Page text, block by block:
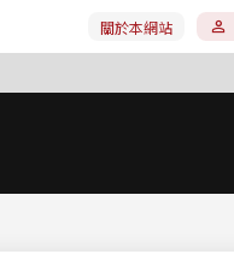
關於本網站